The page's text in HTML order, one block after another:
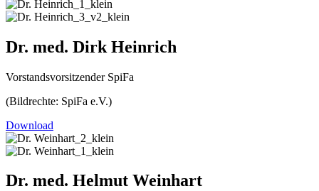
Dr. med. Dirk Heinrich
Vorstandsvorsitzender SpiFa
(Bildrechte: SpiFa e.V.)
Download
Dr. med. Helmut Weinhart